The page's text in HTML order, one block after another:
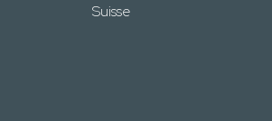
Suisse